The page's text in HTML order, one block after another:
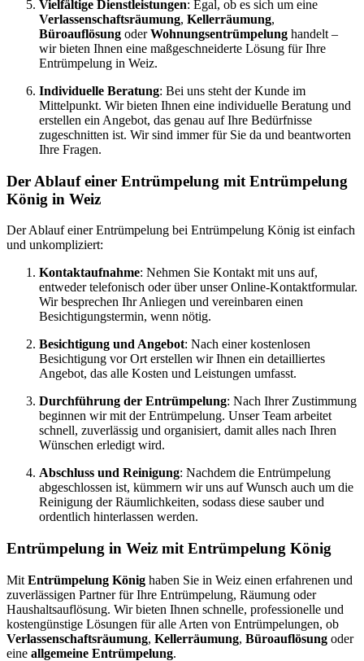
Vielfältige Dienstleistungen: Egal, ob es sich um eine
Verlassenschaftsräumung, Kellerräumung,
Büroauflösung oderWohnungsentrümpelung handelt –
wir bieten Ihnen eine maßgeschneiderte Lösung für Ihre
Entrümpelung in Weiz.
Individuelle Beratung: Bei uns steht der Kunde im
Mittelpunkt. Wir bieten Ihnen eine individuelle Beratung und
erstellen ein Angebot, das genau auf Ihre Bedürfnisse
zugeschnitten ist. Wir sind immer für Sie da und beantworten
Ihre Fragen.
Der Ablauf einer Entrümpelung mit Entrümpelung
König in Weiz
Der Ablauf einer Entrümpelung bei Entrümpelung König ist einfach
und unkompliziert:
Kontaktaufnahme: Nehmen Sie Kontakt mit uns auf,
entweder telefonisch oder über unser Online-Kontaktformular.
Wir besprechen Ihr Anliegen und vereinbaren einen
Besichtigungstermin, wenn nötig.
Besichtigung und Angebot: Nach einer kostenlosen
Besichtigung vor Ort erstellen wir Ihnen ein detailliertes
Angebot, das alle Kosten und Leistungen umfasst.
Durchführung der Entrümpelung: Nach Ihrer Zustimmung
beginnen wir mit der Entrümpelung. Unser Team arbeitet
schnell, zuverlässig und organisiert, damit alles nach Ihren
Wünschen erledigt wird.
Abschluss und Reinigung: Nachdem die Entrümpelung
abgeschlossen ist, kümmern wir uns auf Wunsch auch um die
Reinigung der Räumlichkeiten, sodass diese sauber und
ordentlich hinterlassen werden.
Entrümpelung in Weiz mit Entrümpelung König
Mit Entrümpelung König haben Sie in Weiz einen erfahrenen und
zuverlässigen Partner für Ihre Entrümpelung, Räumung oder
Haushaltsauflösung. Wir bieten Ihnen schnelle, professionelle und
kostengünstige Lösungen für alle Arten von Entrümpelungen, ob
Verlassenschaftsräumung, Kellerräumung, Büroauflösung oder
eine allgemeine Entrümpelung.